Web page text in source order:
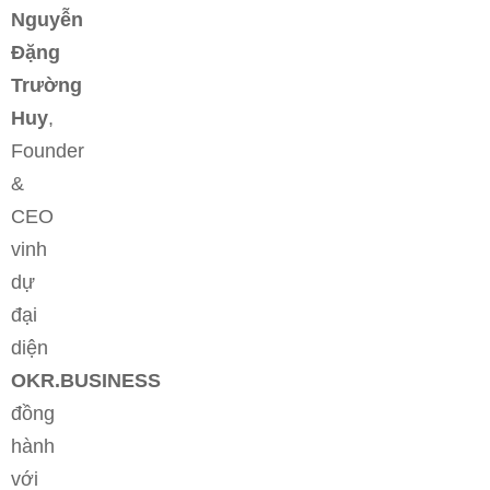
Nguyễn
Đặng
Trường
Huy,
Founder
&
CEO
vinh
dự
đại
diện
OKR.BUSINESS
đồng
hành
với